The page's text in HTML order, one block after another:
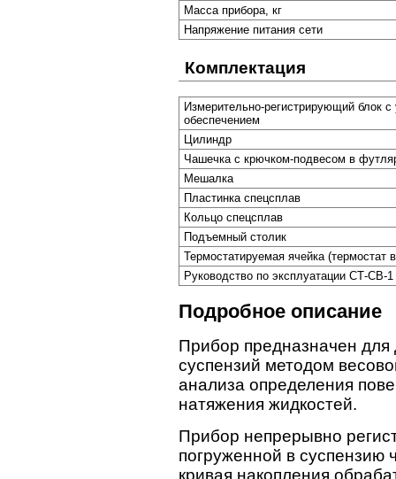
Масса прибора, кг
Напряжение питания сети
Комплектация
Измерительно-регистрирующий блок
обеспечением
Цилиндр
Чашечка с крючком-подвесом в
Мешалка
Пластинка спецсплав
Кольцо спецсплав
Подъемный столик
Термостатируемая ячейка (термостат
Руководство по эксплуатации СТ-СВ-1
Подробное описание
Прибор предназначен для
суспензий методом
анализа определения
натяжения жидкостей.
Прибор непрерывно
погруженной в суспензию
кривая накопления